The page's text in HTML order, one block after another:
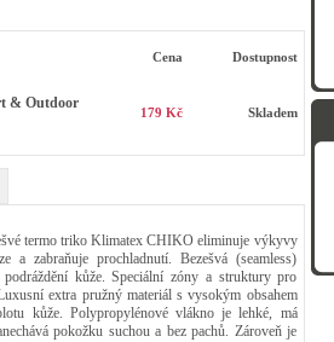
Cena Dostupnost
& Outdoor
179 Kč Skladem
termo triko Klimatex CHIKO eliminuje výkyvy
zabraňuje prochladnutí. Bezešvá (seamless)
kůže. Speciální zóny a struktury pro
extra pružný materiál s vysokým obsahem
kůže. Polypropylénové vlákno je lehké, má
pokožku suchou a bez pachů. Zároveň je